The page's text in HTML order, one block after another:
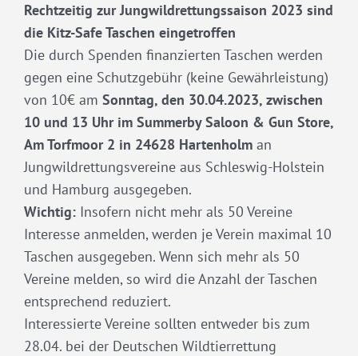
Rechtzeitig zur Jungwildrettungssaison 2023 sind
die Kitz-Safe Taschen eingetroffen
Die durch Spenden finanzierten Taschen werden
gegen eine Schutzgebühr (keine Gewährleistung)
von 10€ am Sonntag, den 30.04.2023, zwischen
10 und 13 Uhr im Summerby Saloon & Gun Store,
Am Torfmoor 2 in 24628 Hartenholm an
Jungwildrettungsvereine aus Schleswig-Holstein
und Hamburg ausgegeben.
Wichtig: Insofern nicht mehr als 50 Vereine
Interesse anmelden, werden je Verein maximal 10
Taschen ausgegeben. Wenn sich mehr als 50
Vereine melden, so wird die Anzahl der Taschen
entsprechend reduziert.
Interessierte Vereine sollten entweder bis zum
28.04. bei der Deutschen Wildtierrettung